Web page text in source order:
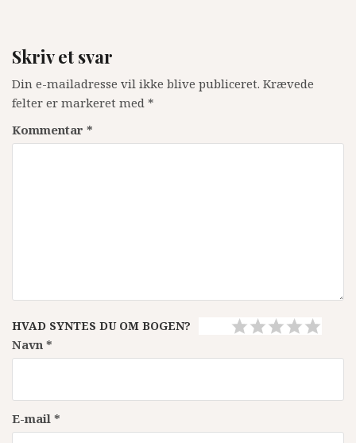
Skriv et svar
Din e-mailadresse vil ikke blive publiceret. Krævede
felter er markeret med *
Kommentar *
HVAD SYNTES DU OM BOGEN?
Navn *
E-mail *